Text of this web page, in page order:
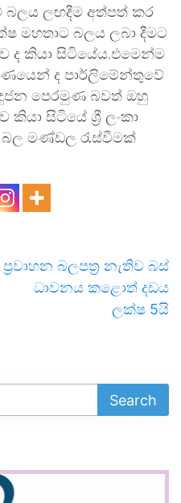
ලඟදීම අත්පත් කර
මහතාට බලය ලබා දීමට
ද කියා සිටියේය.එමෙන්ම
ද පාර්ලිමේන්තුවේ
පෙරමුණ බවත් ඔහු
කියා සිටියේ ශ්‍රී ලංකා
මණ්ඩල රැස්වීමක්
ප්‍රවාහන බලපත්‍ර නැතිව බස්
ධාවනය කළොත් දඩය
ලක්ෂ 5යි